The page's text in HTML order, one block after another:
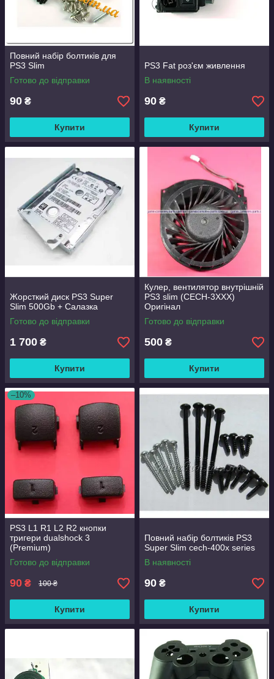
Повний набір болтиків для
PS3 Slim
Готово до відправки
90 ₴
Купити
PS3 Fat роз'єм живлення
В наявності
90 ₴
Купити
Жорсткий диск PS3 Super
Slim 500Gb + Салазка
Готово до відправки
1 700 ₴
Купити
Кулер, вентилятор внутрішній
PS3 slim (CECH-3XXX)
Оригінал
Готово до відправки
500 ₴
Купити
–10%
PS3 L1 R1 L2 R2 кнопки
тригери dualshock 3
(Premium)
Готово до відправки
90 ₴ 100 ₴
Купити
Повний набір болтиків PS3
Super Slim cech-400x series
В наявності
90 ₴
Купити